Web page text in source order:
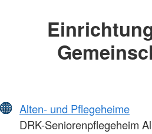
Alten- und Pflegeheime
DRK-Seniorenpflegeheim